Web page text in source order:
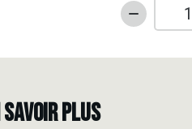
quantité
Kit
PLUS